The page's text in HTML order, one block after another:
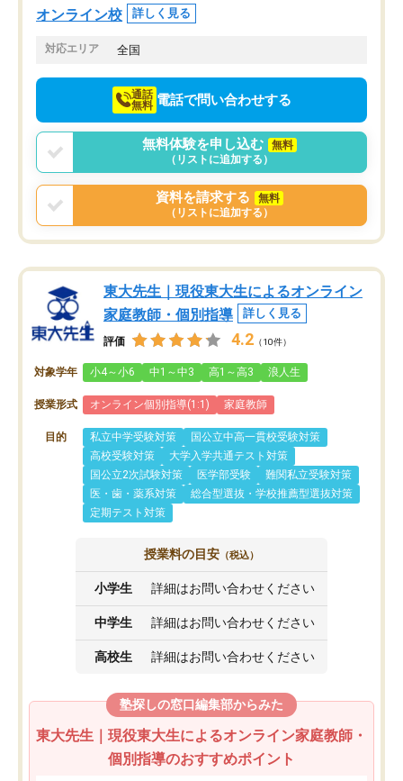
つ成績も上がり、苦手意識も無くなっ
てきたので、さらに苦手な数学も追加
でお願いしました。来年の高校受験に
オンライン校 詳しく見る
対応エリア 全国
通話
無料 電話で問い合わせする
無料体験を申し込む
無料
（リストに追加する）
資料を請求する
無料
（リストに追加する）
東大先生｜現役東大生によるオンライン
家庭教師・個別指導
詳しく見る
評価 4.2 （10件）
対象学年 小4～小6 中1～中3 高1～高3 浪人生
授業形式 オンライン個別指導(1:1) 家庭教師
目的 私立中学受験対策
国公立中高一貫校受験対策
高校受験対策
大学入学共通テスト対策
国公立2次試験対策
医学部受験
難関私立受験対策
医・歯・薬系対策
総合型選抜・学校推薦型選抜対策
定期テスト対策
授業料の目安 （税込）
小学生 詳細はお問い合わせください
中学生 詳細はお問い合わせください
高校生 詳細はお問い合わせください
塾探しの窓口編集部からみた
東大先生｜現役東大生によるオンライン家庭教師・
個別指導のおすすめポイント